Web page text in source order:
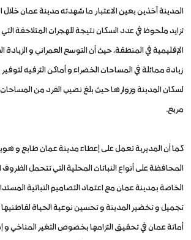
المدينة آخذين بعين الاعتبار ما شهدته مدينة عمان خلال
تزايد ملحوظ في عدد السكان نتيجة للهجرات المتلاحقة
الإقليمية في المنطقة, حيث أن التوسع العمراني و الزيادة
زيادة مماثلة في المساحات الخضراء و أماكن الترفيه
مربع.
كما أن المديرية تعمل على إعطاء مدينة عمان طابع و
المحافظة على أنواع النباتات المحلية التي تتحمل الظروف
الخاصة بمدينة عمان مع اعتماد التصاميم النباتية
تجميل و تخضير المدينة و تحسين نوعية الحياة لقاطنيها
أمانة عمان في تحقيق التزامها بخصوص التغير المناخي و